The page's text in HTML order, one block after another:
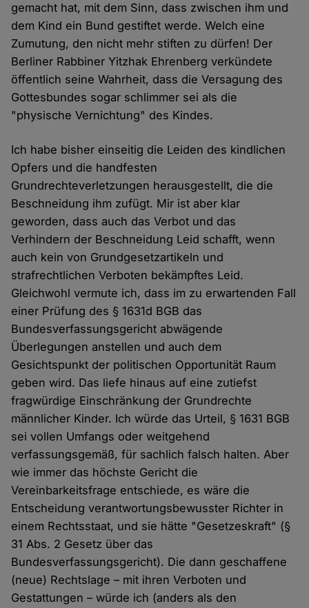
gemacht hat, mit dem Sinn, dass zwischen ihm und
dem Kind ein Bund gestiftet werde. Welch eine
Zumutung, den nicht mehr stiften zu dürfen! Der
Berliner Rabbiner Yitzhak Ehrenberg verkündete
öffentlich seine Wahrheit, dass die Versagung des
Gottesbundes sogar schlimmer sei als die
"physische Vernichtung" des Kindes.
Ich habe bisher einseitig die Leiden des kindlichen
Opfers und die handfesten
Grundrechteverletzungen herausgestellt, die die
Beschneidung ihm zufügt. Mir ist aber klar
geworden, dass auch das Verbot und das
Verhindern der Beschneidung Leid schafft, wenn
auch kein von Grundgesetzartikeln und
strafrechtlichen Verboten bekämpftes Leid.
Gleichwohl vermute ich, dass im zu erwartenden Fall
einer Prüfung des § 1631d BGB das
Bundesverfassungsgericht abwägende
Überlegungen anstellen und auch dem
Gesichtspunkt der politischen Opportunität Raum
geben wird. Das liefe hinaus auf eine zutiefst
fragwürdige Einschränkung der Grundrechte
männlicher Kinder. Ich würde das Urteil, § 1631 BGB
sei vollen Umfangs oder weitgehend
verfassungsgemäß, für sachlich falsch halten. Aber
wie immer das höchste Gericht die
Vereinbarkeitsfrage entschiede, es wäre die
Entscheidung verantwortungsbewusster Richter in
einem Rechtsstaat, und sie hätte "Gesetzeskraft" (§
31 Abs. 2 Gesetz über das
Bundesverfassungsgericht). Die dann geschaffene
(neue) Rechtslage – mit ihren Verboten und
Gestattungen – würde ich (anders als den